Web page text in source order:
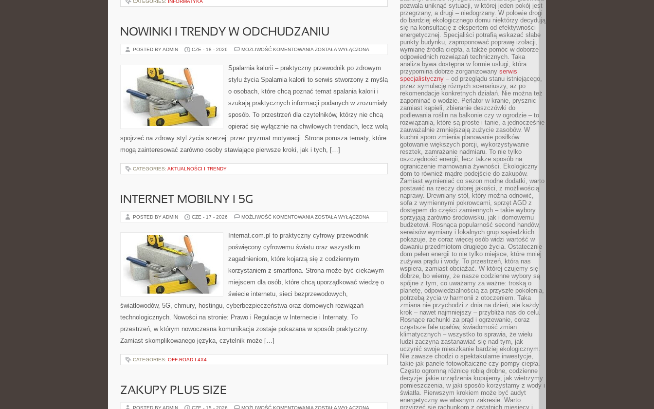
CATEGORIES: INFORMATYKA
NOWINKI I TRENDY W ODCHUDZANIU
POSTED BY ADMIN CZE - 18 - 2026 MOŻLIWOŚĆ KOMENTOWANIA NOWINKI
ODCHUDZANIU
ZOSTAŁA WYŁĄCZONA
Spalarnia kalorii – praktyczny przewodnik po zdrowym
stylu życia Spalarnia kalorii to serwis stworzony z myślą
o osobach, które chcą poznać temat spalania kalorii i
szukają praktycznych informacji podanych w zrozumiały
sposób. To przestrzeń dla czytelników, którzy nie chcą
opierać się wyłącznie na chwilowych trendach, lecz wolą
spojrzeć na zdrowy styl życia szerzej: przez pryzmat motywacji. Strona porusza tematy, które
mogą zainteresować zarówno osoby stawiające pierwsze kroki, jak i tych, […]
CATEGORIES: AKTUALNOŚCI I TRENDY
INTERNET MOBILNY I 5G
POSTED BY ADMIN CZE - 17 - 2026 MOŻLIWOŚĆ KOMENTOWANIA INTERNET
5G
ZOSTAŁA WYŁĄCZONA
Internat.com.pl to praktyczny cyfrowy przewodnik
poświęcony cyfrowemu światu oraz wszystkim
zagadnieniom, które kojarzą się z codziennym
korzystaniem z smartfona. Strona może być ciekawym
miejscem dla osób, które chcą uporządkować wiedzę o
świecie internetu, sieci bezprzewodowych,
światłowodów, 5G, chmury, hostingu, cyberbezpieczeństwa oraz domowych rozwiązań
technologicznych. Nowości na stronie: Prawo i Regulacje w Internecie i Internaty. To
przestrzeń, w którym nowoczesna komunikacja zostaje pokazana w sposób praktyczny.
Zamiast skomplikowanego języka, czytelnik może […]
CATEGORIES: OFF-ROAD I 4X4
ZAKUPY PLUS SIZE
POSTED BY ADMIN CZE - 15 - 2026 MOŻLIWOŚĆ KOMENTOWANIA ZAKUPY
ZOSTAŁA WYŁĄCZONA
pozwala uniknąć sytuacji, w której jeden pokój jest
przegrzany, a drugi – niedogrzany. W połowie drogi
do bardziej ekologicznego domu niektórzy decydują
się na konsultację z ekspertem od efektywności
energetycznej. Specjaliści potrafią wskazać słabe
punkty budynku, zaproponować poprawę izolacji,
wymianę źródła ciepła, a także pomóc w doborze
odpowiednich rozwiązań technicznych. Taka
analiza bywa dostępna w formie usługi, która
przypomina dobrze zorganizowany serwis
specjalistyczny – od przeglądu stanu istniejącego,
przez symulację różnych scenariuszy, aż po
rekomendacje konkretnych działań. Nie można też
zapominać o wodzie. Perlator w kranie, prysznic
zamiast kąpieli, zbieranie deszczówki do
podlewania roślin na balkonie czy w ogrodzie – to
rozwiązania, które są proste i tanie, a jednocześnie
zauważalnie zmniejszają zużycie zasobów. W
kuchni sporo zmienia planowanie posiłków:
gotowanie większych porcji, wykorzystywanie
resztek, zamrażanie nadmiaru. To nie tylko
oszczędność energii, lecz także sposób na
ograniczenie marnowania żywności. Ekologiczny
dom to również mądre podejście do zakupów.
Zamiast wymieniać co sezon modne dodatki, warto
postawić na rzeczy dobrej jakości, z możliwością
naprawy. Drewniany stół, który można odnowić,
sofa z wymiennymi pokrowcami, sprzęt AGD z
dostępem do części zamiennych – takie wybory
sprzyjają zarówno środowisku, jak i domowemu
budżetowi. Rosnąca popularność second handów,
serwisów wymiany i lokalnych grup sąsiedzkich
pokazuje, że coraz więcej osób widzi wartość w
dawaniu przedmiotom drugiego życia. Ostatecznie
dom pełen energii to nie tylko miejsce, które mniej
zużywa prądu i wody. To przestrzeń, która nas
wspiera, zamiast obciążać. W której czujemy się
dobrze, bo wiemy, że nasze codzienne wybory są
spójne z tym, co uważamy za ważne: troską o
planetę, odpowiedzialnością za przyszłe pokolenia,
potrzebą życia w harmonii z otoczeniem. Taka
zmiana nie przychodzi z dnia na dzień, ale każdy
krok – nawet najmniejszy – przybliża nas do celu.
Rosnące rachunki za prąd i ogrzewanie, coraz
częstsze fale upałów, świadomość zmian
klimatycznych – wszystko to sprawia, że wielu
ludzi zaczyna zastanawiać się nad tym, jak
uczynić swoje mieszkanie bardziej ekologicznym.
Nie zawsze chodzi o spektakularne inwestycje,
takie jak panele fotowoltaiczne czy pompy ciepła.
Często ogromną różnicę robią drobne, codzienne
decyzje: jakie urządzenia kupujemy, jak wietrzymy
pomieszczenia, w jaki sposób korzystamy z wody i
światła. Pierwszym krokiem może być audyt
energetyczny we własnym zakresie. Warto
przyjrzeć się rachunkom z ostatnich miesięcy i